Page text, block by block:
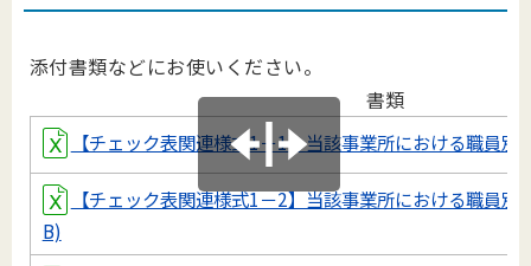
添付書類などにお使いください。
書類
【チェック表関連様式1－1】当該事業所における職員
【チェック表関連様式1－2】当該事業所における職員
B)